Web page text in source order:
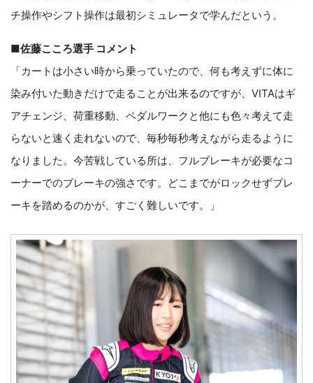
チ操作やシフト操作は最初シミュレータで学んだという。
■佐藤こころ選手 コメント
「カートは小さい時から乗っていたので、何も考えずに体に
染み付いた動きだけで走ることが出来るのですが、VITAはギ
アチェンジ、荷重移動、ペダルワークと他にも色々考えて走
らないと速く走れないので、毎秒毎秒考えながら走るように
なりました。今苦戦している所は、フルブレーキが必要なコ
ーナーでのブレーキの強さです。どこまでがロックせずブレ
ーキを踏めるのかが、すごく難しいです。」